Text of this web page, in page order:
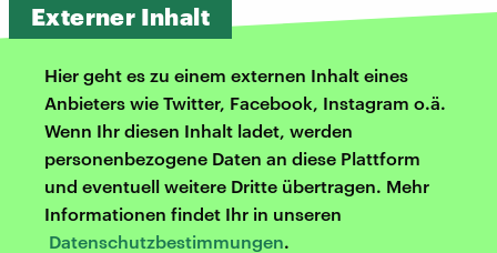
Externer Inhalt
Hier geht es zu einem externen Inhalt eines
Anbieters wie Twitter, Facebook, Instagram o.ä.
Wenn Ihr diesen Inhalt ladet, werden
personenbezogene Daten an diese Plattform
und eventuell weitere Dritte übertragen. Mehr
Informationen findet Ihr in unseren
Datenschutzbestimmungen.